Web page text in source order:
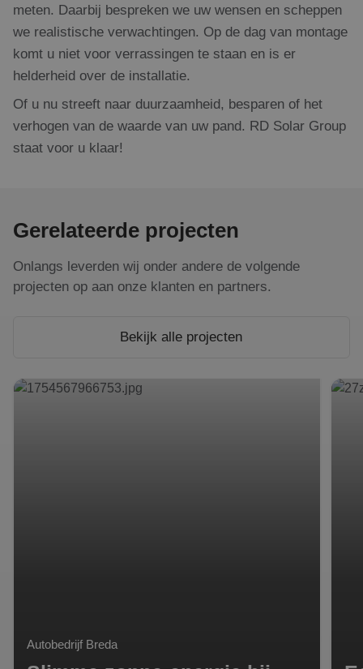
meten. Daarbij bespreken we uw wensen en scheppen
we realistische verwachtingen. Op de dag van montage
komt u niet voor verrassingen te staan en is er
helderheid over de installatie.
Of u nu streeft naar duurzaamheid, besparen of het
verhogen van de waarde van uw pand. RD Solar Group
staat voor u klaar!
Gerelateerde projecten
Onlangs leverden wij onder andere de volgende
projecten op aan onze klanten en partners.
Bekijk alle projecten
Autobedrijf Breda
Slimme zonne-energie bij Leendert van den Born